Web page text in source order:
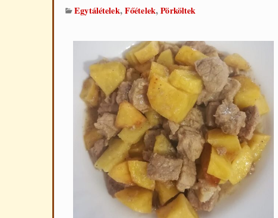
Egytálételek,Főételek,Pörköltek